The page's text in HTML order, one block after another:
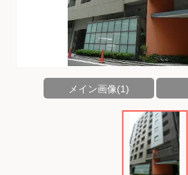
メイン画像(1)